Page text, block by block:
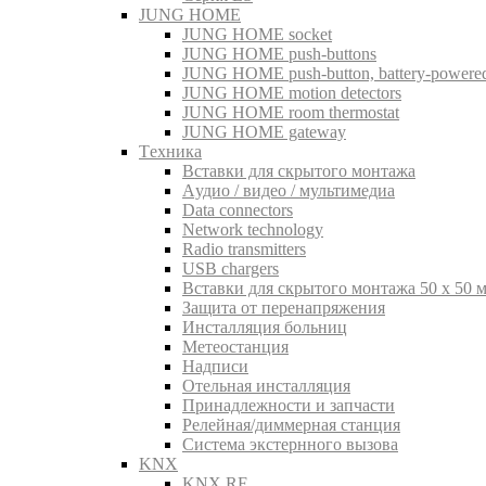
JUNG HOME
JUNG HOME socket
JUNG HOME push-buttons
JUNG HOME push-button, battery-
JUNG HOME motion detectors
JUNG HOME room thermostat
JUNG HOME gateway
Tехника
Вставки для скрытого монтажа
Aудио / видео / мультимедиа
Data connectors
Network technology
Radio transmitters
USB chargers
Вставки для скрытого монтажа 50 x 50
Защита от перенапряжения
Инсталляция больниц
Метеостанция
Надписи
Отельная инсталляция
Принадлежности и запчасти
Релейная/диммерная станция
Система экстернного вызова
KNX